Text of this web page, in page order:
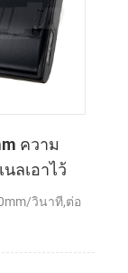
ความ
ลเอาไว้
กับ
มัติตัดต่อ
วินาที,ต่อ